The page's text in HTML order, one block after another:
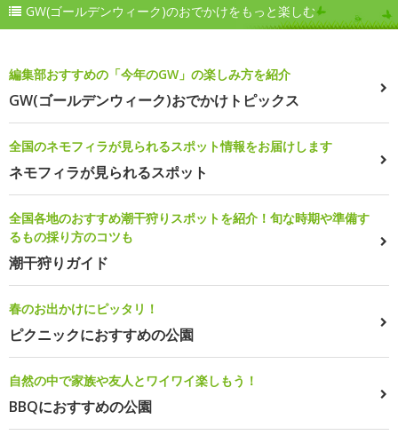
GW(ゴールデンウィーク)のおでかけをもっと楽しむ
編集部おすすめの「今年のGW」の楽しみ方を紹介
GW(ゴールデンウィーク)おでかけトピックス
全国のネモフィラが見られるスポット情報をお届けします
ネモフィラが見られるスポット
全国各地のおすすめ潮干狩りスポットを紹介！旬な時期や準備す
るもの採り方のコツも
潮干狩りガイド
春のお出かけにピッタリ！
ピクニックにおすすめの公園
自然の中で家族や友人とワイワイ楽しもう！
BBQにおすすめの公園